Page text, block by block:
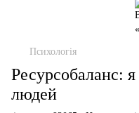
Психологія
Ресурсобаланс:
людей